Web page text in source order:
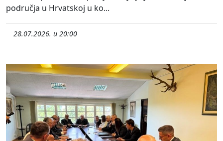
područja u Hrvatskoj u ko...
28.07.2026. u 20:00